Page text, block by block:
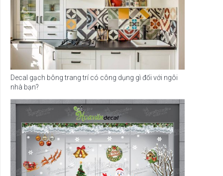
Decal gạch bông trang trí có công dụng gì đối với ngôi
nhà bạn?